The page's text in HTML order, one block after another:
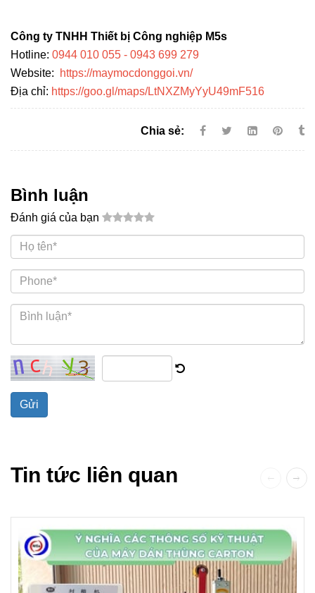
Công ty TNHH Thiết bị Công nghiệp M5s
Hotline: 0944 010 055 - 0943 699 279
Website:
https://maymocdonggoi.vn/
Địa chỉ: https://goo.gl/maps/LtNXZMyYyU49mF516
Chia sẻ:
Bình luận
Đánh giá của bạn
Gửi
Tin tức liên quan